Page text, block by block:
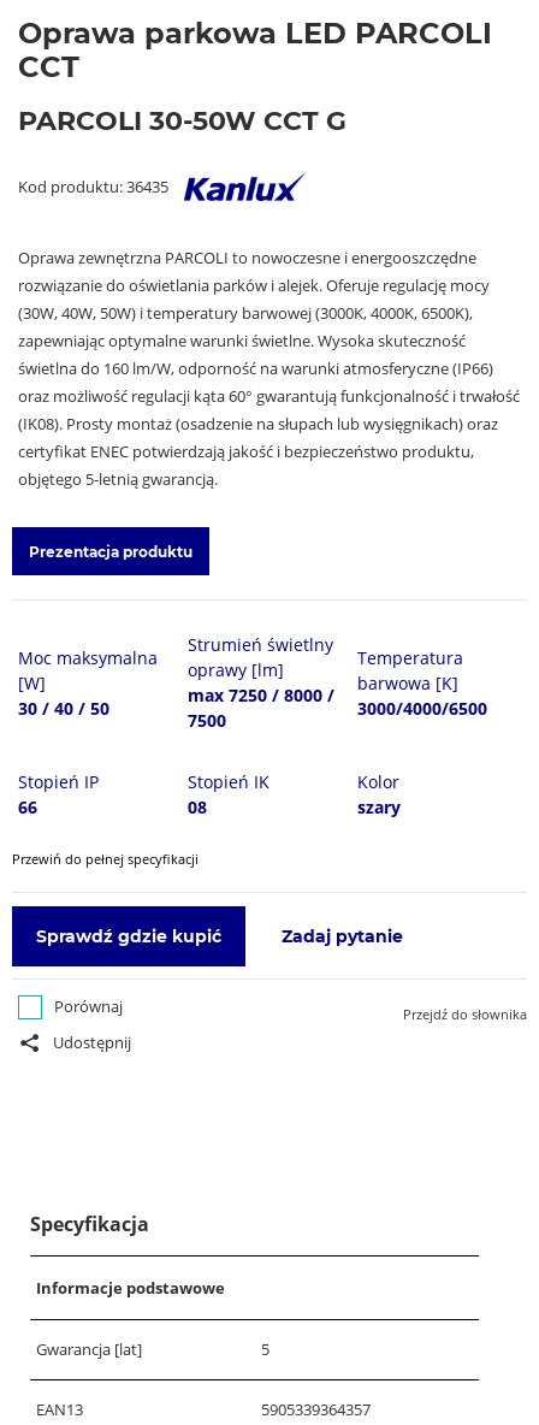
Oprawa parkowa LED PARCOLI
CCT
PARCOLI 30-50W CCT G
Kod produktu: 36435
Oprawa zewnętrzna PARCOLI to nowoczesne i energooszczędne
rozwiązanie do oświetlania parków i alejek. Oferuje regulację mocy
(30W, 40W, 50W) i temperatury barwowej (3000K, 4000K, 6500K),
zapewniając optymalne warunki świetlne. Wysoka skuteczność
świetlna do 160 lm/W, odporność na warunki atmosferyczne (IP66)
oraz możliwość regulacji kąta 60° gwarantują funkcjonalność i trwałość
(IK08). Prosty montaż (osadzenie na słupach lub wysięgnikach) oraz
certyfikat ENEC potwierdzają jakość i bezpieczeństwo produktu,
objętego 5-letnią gwarancją.
Prezentacja produktu
Moc maksymalna
[W]
30 / 40 / 50
Strumień świetlny
oprawy [lm]
max 7250 / 8000 /
7500
Temperatura
barwowa [K]
3000/4000/6500
Stopień IP
66
Stopień IK
08
Kolor
szary
Przewiń do pełnej specyfikacji
Sprawdź gdzie kupić Zadaj pytanie
Porównaj
Udostępnij
Przejdź do słownika
Specyfikacja
Informacje podstawowe
Gwarancja [lat] 5
EAN13 5905339364357